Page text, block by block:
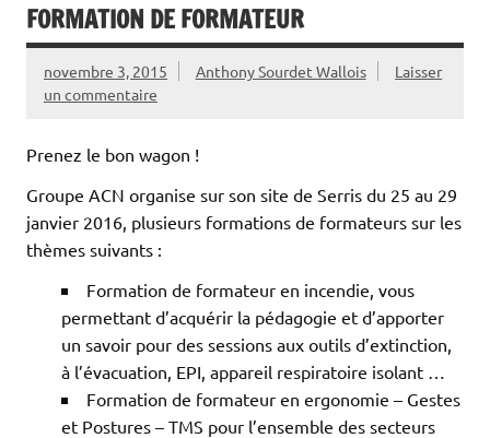
FORMATION DE FORMATEUR
novembre 3, 2015 Anthony Sourdet Wallois
Laisser
un commentaire
Prenez le bon wagon !
Groupe ACN organise sur son site de Serris du 25 au 29
janvier 2016, plusieurs formations de formateurs sur les
thèmes suivants :
Formation de formateur en incendie, vous
permettant d’acquérir la pédagogie et d’apporter
un savoir pour des sessions aux outils d’extinction,
à l’évacuation, EPI, appareil respiratoire isolant …
Formation de formateur en ergonomie – Gestes
et Postures – TMS pour l’ensemble des secteurs